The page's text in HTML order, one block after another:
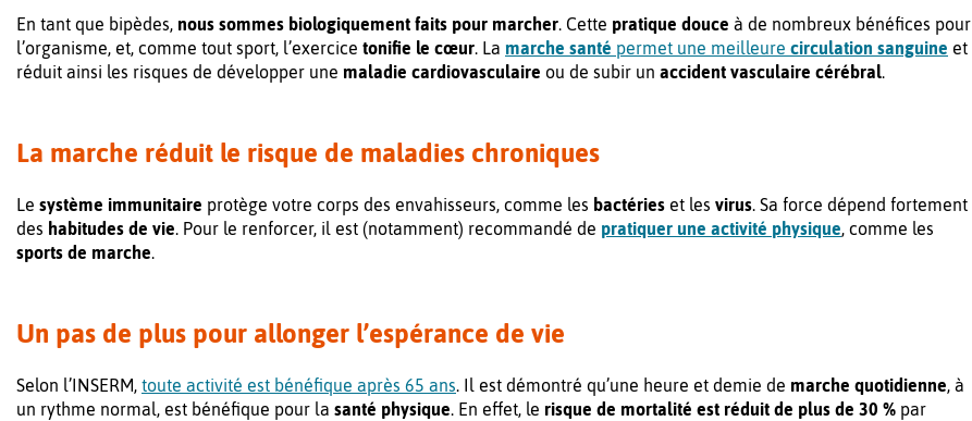
En tant que bipèdes, nous sommes biologiquement faits pour marcher. Cette pratique douce à de nombreux bénéfices pour
l’organisme, et, comme tout sport, l’exercice tonifie le cœur. La marche santé permet une meilleure circulation sanguine et
réduit ainsi les risques de développer une maladie cardiovasculaire ou de subir un accident vasculaire cérébral.
La marche réduit le risque de maladies chroniques
Le système immunitaire protège votre corps des envahisseurs, comme les bactéries et les virus. Sa force dépend fortement
des habitudes de vie. Pour le renforcer, il est (notamment) recommandé de pratiquer une activité physique, comme les
sports de marche.
Un pas de plus pour allonger l’espérance de vie
Selon l’INSERM, toute activité est bénéfique après 65 ans. Il est démontré qu’une heure et demie de marche quotidienne, à
un rythme normal, est bénéfique pour la santé physique. En effet, le risque de mortalité est réduit de plus de 30 % par